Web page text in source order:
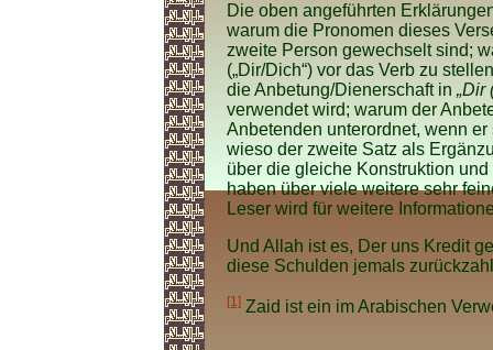
Die oben angeführten
warum die Pronomen dieses
zweite Person gewechselt sind;
(„Dir/Dich“) vor das Verb zu
die Anbetung/Dienerschaft in „Dir
verwendet wird; warum der
Anbetenden unterordnet, wenn
wieso der zweite Satz als
über die gleiche Konstruktion
haben über viele weitere sehr
Leser wird für weitere
Und Allah ist es, Der uns Kredit
diese Schulden jemals
[1] Zaid ist ein im Arabischen